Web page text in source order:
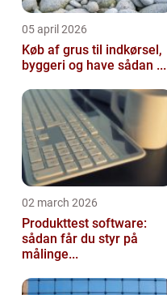
05 april 2026
Køb af grus til indkørsel,
byggeri og have sådan ...
02 march 2026
Produkttest software:
sådan får du styr på
målinge...